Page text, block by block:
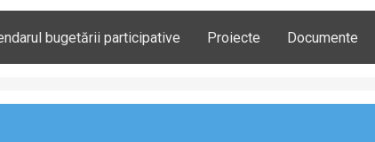
bugetării participative Proiecte Documente